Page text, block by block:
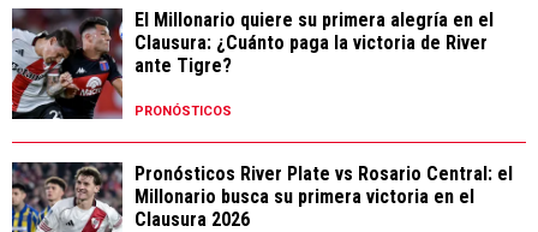
El Millonario quiere su primera alegría en el
Clausura: ¿Cuánto paga la victoria de River
ante Tigre?
PRONÓSTICOS
Pronósticos River Plate vs Rosario Central: el
Millonario busca su primera victoria en el
Clausura 2026